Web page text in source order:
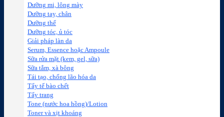
Dưỡng mi, lông mày
Dưỡng tay, chân
Dưỡng thể
Dưỡng tóc, ủ tóc
Giải pháp làn da
Serum, Essence hoặc Ampoule
Sữa rửa mặt (kem, gel, sữa)
Sữa tắm, xà bông
Tái tạo, chống lão hóa da
Tẩy tế bào chết
Tẩy trang
Tone (nước hoa hồng)/Lotion
Toner và xịt khoáng